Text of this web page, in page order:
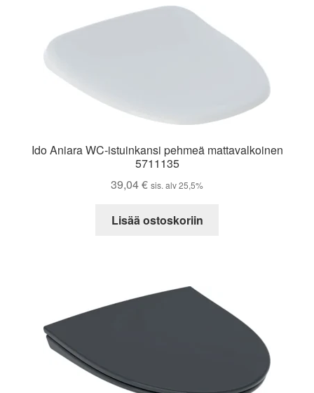
Ido Aniara WC-istuinkansi pehmeä mattavalkoinen
5711135
39,04€ sis. alv 25,5%
Lisää ostoskoriin